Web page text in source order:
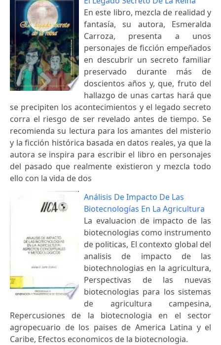
En este libro, mezcla de realidad y
fantasía, su autora, Esmeralda
Carroza, presenta a unos
personajes de ficción empeñados
en descubrir un secreto familiar
preservado durante más de
doscientos años y, que, fruto del
hallazgo de unas cartas hará que
se precipiten los acontecimientos y el legado secreto
corra el riesgo de ser revelado antes de tiempo. Se
recomienda su lectura para los amantes del misterio
y la ficción histórica basada en datos reales, ya que la
autora se inspira para escribir el libro en personajes
del pasado que realmente existieron y mezcla todo
ello con la vida de dos
Análisis De Impacto De Las
Biotecnologías En La Agricultura
La evaluacion de impacto de las
biotecnologias como instrumento
de politicas, El contexto global del
analisis de impacto de las
biotechnologias en la agricultura,
Perspectivas de las nuevas
biotecnologias para los sistemas
de agricultura campesina,
Repercusiones de la biotecnologia en el sector
agropecuario de los paises de America Latina y el
Caribe, Efectos economicos de la biotecnologia.